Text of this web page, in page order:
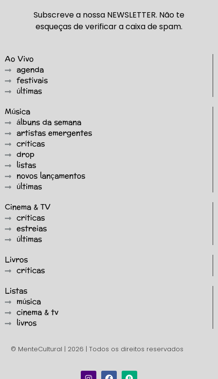
Subscreve a nossa NEWSLETTER. Não te
esqueças de verificar a caixa de spam.
Ao Vivo
agenda
festivais
últimas
Música
álbuns da semana
artistas emergentes
críticas
drop
listas
novos lançamentos
últimas
Cinema & TV
críticas
estreias
últimas
Livros
críticas
Listas
música
cinema & tv
livros
© MenteCultural | 2026 | Todos os direitos reservados